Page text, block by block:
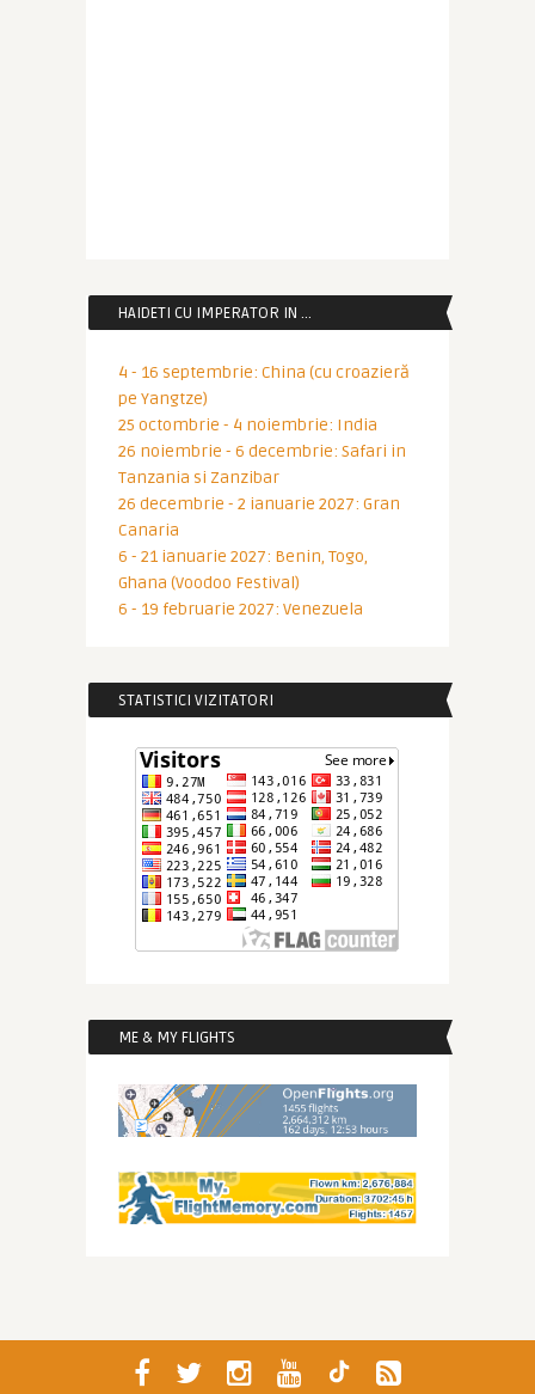
HAIDETI CU IMPERATOR IN …
4 - 16 septembrie: China (cu croazieră
pe Yangtze)
25 octombrie - 4 noiembrie: India
26 noiembrie - 6 decembrie: Safari in
Tanzania si Zanzibar
26 decembrie - 2 ianuarie 2027: Gran
Canaria
6 - 21 ianuarie 2027: Benin, Togo,
Ghana (Voodoo Festival)
6 - 19 februarie 2027: Venezuela
STATISTICI VIZITATORI
ME & MY FLIGHTS